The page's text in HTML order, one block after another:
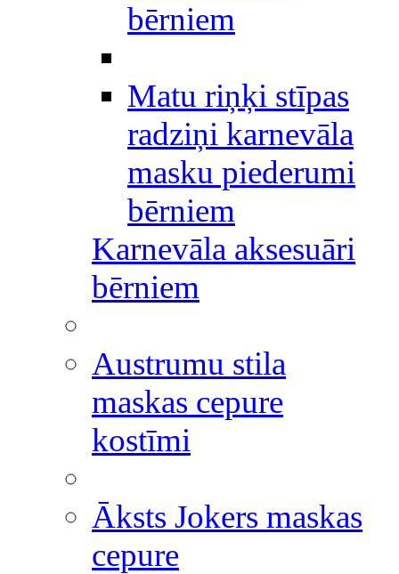
bērniem
Matu riņķi stīpas
radziņi karnevāla
masku piederumi
bērniem
Karnevāla aksesuāri
bērniem
Austrumu stila
maskas cepure
kostīmi
Āksts Jokers maskas
cepure